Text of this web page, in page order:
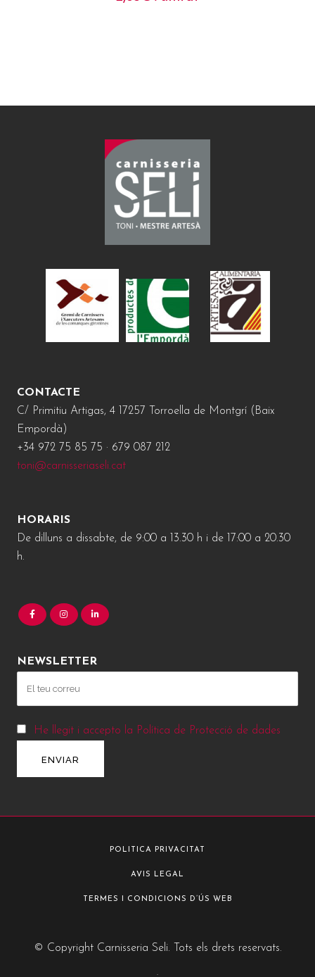
CONTACTE
C/ Primitiu Artigas, 4 17257 Torroella de Montgrí (Baix
Empordà)
+34 972 75 85 75 · 679 087 212
toni@carnisseriaseli.cat
HORARIS
De dilluns a dissabte, de 9:00 a 13.30 h i de 17:00 a 20.30
h.
NEWSLETTER
He llegit i accepto la Política de Protecció de dades
POLITICA PRIVACITAT
AVIS LEGAL
TERMES I CONDICIONS D’ÚS WEB
© Copyright Carnisseria Seli. Tots els drets reservats.
.